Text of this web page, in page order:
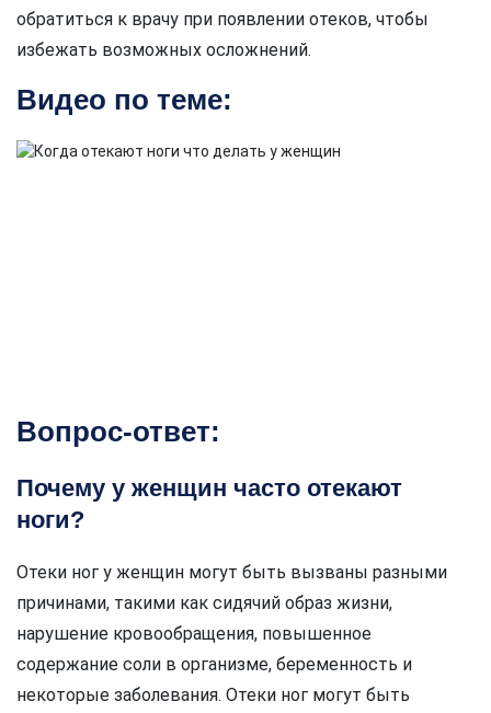
обратиться к врачу при появлении отеков, чтобы
избежать возможных осложнений.
Видео по теме:
Вопрос-ответ:
Почему у женщин часто отекают
ноги?
Отеки ног у женщин могут быть вызваны разными
причинами, такими как сидячий образ жизни,
нарушение кровообращения, повышенное
содержание соли в организме, беременность и
некоторые заболевания. Отеки ног могут быть